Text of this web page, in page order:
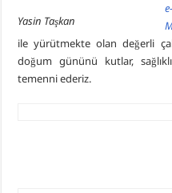
Yasin Taşkan
ile yürütmekte olan değerli
doğum gününü kutlar,
temenni ederiz.